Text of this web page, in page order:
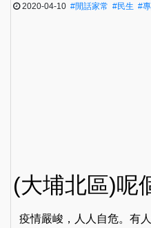
2020-04-10#閒話家常 #民生 #
(大埔北區)呢
疫情嚴峻，人人自危。有